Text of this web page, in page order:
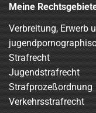
Meine
Verbreitung, Erwerb
Strafrecht
Jugendstrafrecht
Strafprozeßordnung
Verkehrsstrafrecht